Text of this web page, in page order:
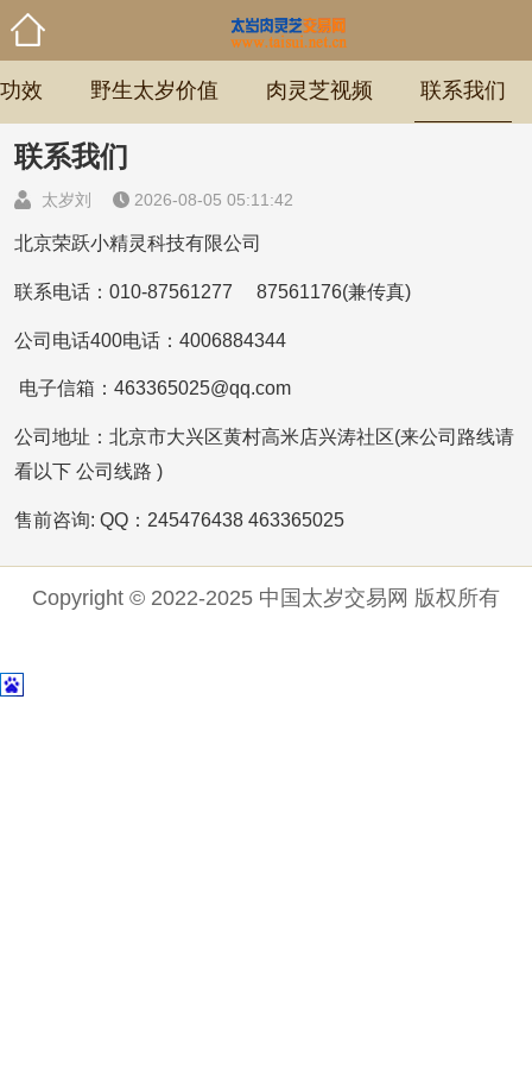
效 野生太岁价值 肉灵芝视频 联系我们
联系我们
太岁刘 2026-08-05 05:11:42
北京荣跃小精灵科技有限公司
联系电话：010-87561277 87561176(兼传真)
公司电话400电话：4006884344
电子信箱：463365025@qq.com
公司地址：北京市大兴区黄村高米店兴涛社区(来公司路线请
看以下 公司线路 )
售前咨询: QQ：245476438 463365025
Copyright © 2022-2025 中国太岁交易网 版权所有